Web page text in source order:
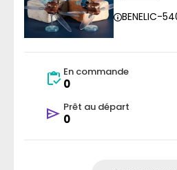
BENELIC-
En commande
0
Prêt au départ
0